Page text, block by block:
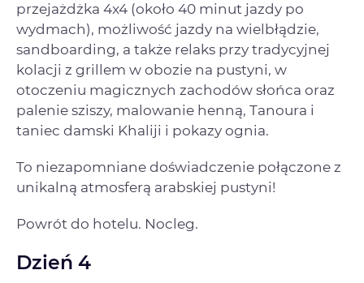
przejażdżka 4x4 (około 40 minut jazdy po
wydmach), możliwość jazdy na wielbłądzie,
sandboarding, a także relaks przy tradycyjnej
kolacji z grillem w obozie na pustyni, w
otoczeniu magicznych zachodów słońca oraz
palenie sziszy, malowanie henną, Tanoura i
taniec damski Khaliji i pokazy ognia.
To niezapomniane doświadczenie połączone z
unikalną atmosferą arabskiej pustyni!
Powrót do hotelu. Nocleg.
Dzień 4